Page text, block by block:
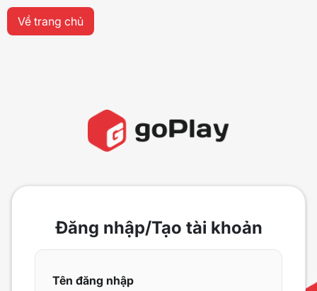
Về trang chủ
Đăng nhập/Tạo tài khoản
Tên đăng nhập